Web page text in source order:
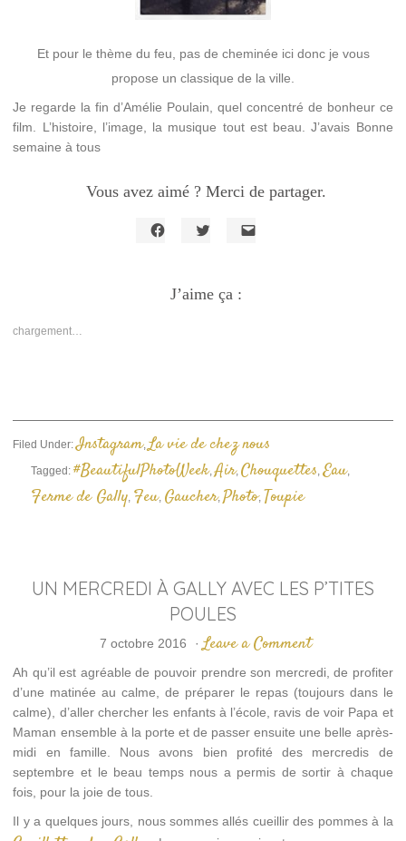
Et pour le thème du feu, pas de cheminée ici donc je vous
propose un classique de la ville.
Je regarde la fin d’Amélie Poulain, quel concentré de bonheur ce
film. L’histoire, l’image, la musique tout est beau. J’avais Bonne
semaine à tous
Vous avez aimé ? Merci de partager.
Facebook(ouvre
dans
Twitter(ouvre
dans
J’aime ça :
chargement…
Filed Under:Instagram,La vie de chez nous
Tagged:#BeautifulPhotoWeek,Air,Chouquettes,Eau,
Ferme de Gally, Feu, Gaucher,Photo, Toupie
UN MERCREDI À GALLY AVEC LES P’TITES
POULES
7 octobre 2016 · Leave a Comment
Ah qu’il est agréable de pouvoir prendre son mercredi, de profiter
d’une matinée au calme, de préparer le repas (toujours dans le
calme), d’aller chercher les enfants à l’école, ravis de voir Papa et
Maman ensemble à la porte et de passer ensuite une belle après-
midi en famille. Nous avons bien profité des mercredis de
septembre et le beau temps nous a permis de sortir à chaque
fois, pour la joie de tous.
Il y a quelques jours, nous sommes allés cueillir des pommes à la